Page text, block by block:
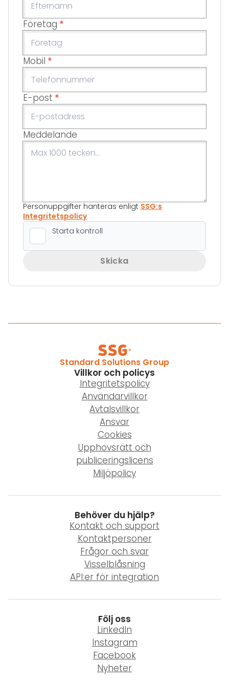
Företag *
Mobil *
E-post *
Meddelande
Personuppgifter hanteras enligt SSG:s
Integritetspolicy
Skicka
Standard Solutions Group
Villkor och policys
Integritetspolicy
Användarvillkor
Avtalsvillkor
Ansvar
Cookies
Upphovsrätt och
publiceringslicens
Miljöpolicy
Behöver du hjälp?
Kontakt och support
Kontaktpersoner
Frågor och svar
Visselblåsning
API:er för integration
Följ oss
LinkedIn
Instagram
Facebook
Nyheter